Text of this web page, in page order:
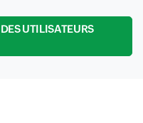
UTILISATEURS